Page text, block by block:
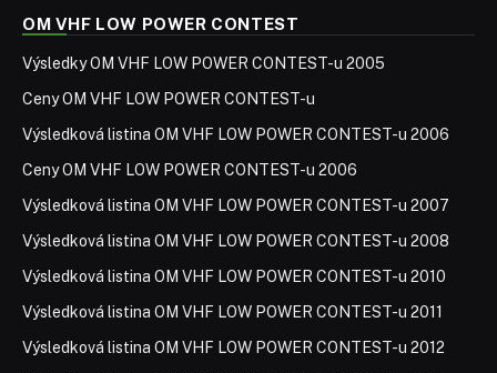
OM VHF LOW POWER CONTEST
Výsledky OM VHF LOW POWER CONTEST-u 2005
Ceny OM VHF LOW POWER CONTEST-u
Výsledková listina OM VHF LOW POWER CONTEST-u 2006
Ceny OM VHF LOW POWER CONTEST-u 2006
Výsledková listina OM VHF LOW POWER CONTEST-u 2007
Výsledková listina OM VHF LOW POWER CONTEST-u 2008
Výsledková listina OM VHF LOW POWER CONTEST-u 2010
Výsledková listina OM VHF LOW POWER CONTEST-u 2011
Výsledková listina OM VHF LOW POWER CONTEST-u 2012